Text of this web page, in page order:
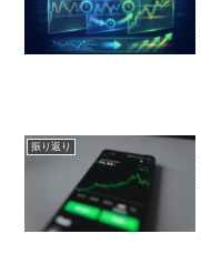
振り返り